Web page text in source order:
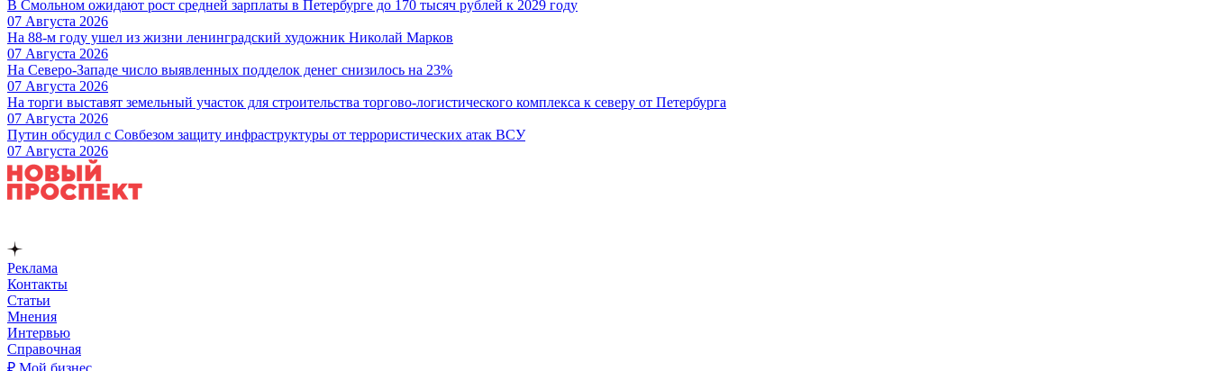
В Смольном ожидают рост средней зарплаты в Петербурге до 170 тысяч рублей к 2029 году
07 Августа 2026
На 88-м году ушел из жизни ленинградский художник Николай Марков
07 Августа 2026
На Северо-Западе число выявленных подделок денег снизилось на 23%
07 Августа 2026
На торги выставят земельный участок для строительства торгово-логистического комплекса к северу от Петербурга
07 Августа 2026
Путин обсудил с Совбезом защиту инфраструктуры от террористических атак ВСУ
07 Августа 2026
Реклама
Контакты
Статьи
Мнения
Интервью
Справочная
₽ Мой бизнес